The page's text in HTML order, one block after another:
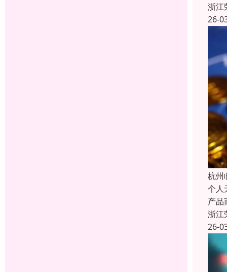
浙江
26-
杭州
个人
产品
浙江
26-